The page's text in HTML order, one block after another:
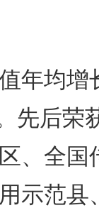
年均增
先后荣
、全国
示范县